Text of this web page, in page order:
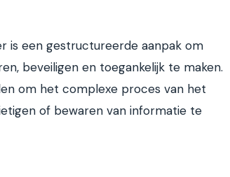
is een gestructureerde aanpak om
beveiligen en toegankelijk te maken.
om het complexe proces van het
of bewaren van informatie te